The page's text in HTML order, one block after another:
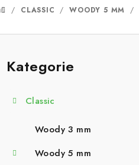
DOMŮ
/ CLASSIC / WOODY 5 MM /
Přeskočit
Kategorie
Classic
Woody 3 mm
Woody 5 mm